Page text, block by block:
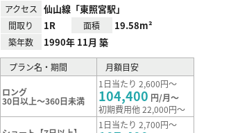
アクセス 仙山線「東照宮駅」
間取り 1R 面積 19.58m²
築年数 1990年 11月 築
プラン名・期間 月額目安
ロング
30日以上～360日未満
1日当たり 2,600円～
104,400 円/月～
初期費用他 22,000円～
1日当たり 2,700円～